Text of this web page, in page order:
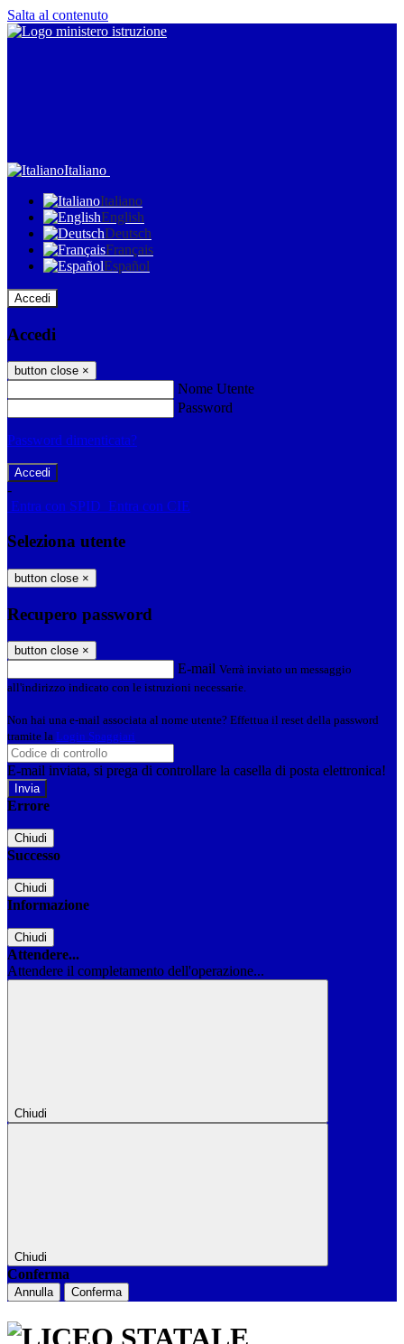
Salta al contenuto
Italiano
Italiano
English
Deutsch
Français
Español
Accedi
Accedi
button close ×
Nome Utente
Password
Password dimenticata?
-
Entra con SPID Entra con CIE
Seleziona utente
button close ×
Recupero password
button close ×
E-mail Verrà inviato un messaggio
all'indirizzo indicato con le istruzioni necessarie.
Non hai una e-mail associata al nome utente? Effettua il reset della password
tramite la Login Spaggiari
E-mail inviata, si prega di controllare la casella di posta elettronica!
Errore
Chiudi
Successo
Chiudi
Informazione
Chiudi
Attendere...
Attendere il completamento dell'operazione...
Chiudi
Chiudi
Conferma
Annulla Conferma